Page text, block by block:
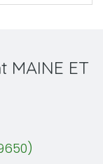
MAINE ET